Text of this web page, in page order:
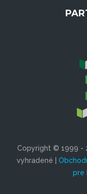
Copyright © 1999 -
vyhradené |
pre